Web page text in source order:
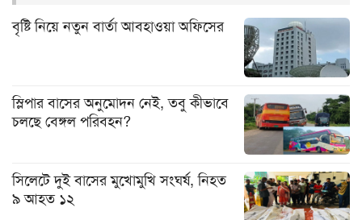
বৃষ্টি নিয়ে নতুন বার্তা আবহাওয়া অফিসের
স্লিপার বাসের অনুমোদন নেই, তবু কীভাবে
চলছে বেঙ্গল পরিবহন?
সিলেটে দুই বাসের মুখোমুখি সংঘর্ষ, নিহত
৯ আহত ১২